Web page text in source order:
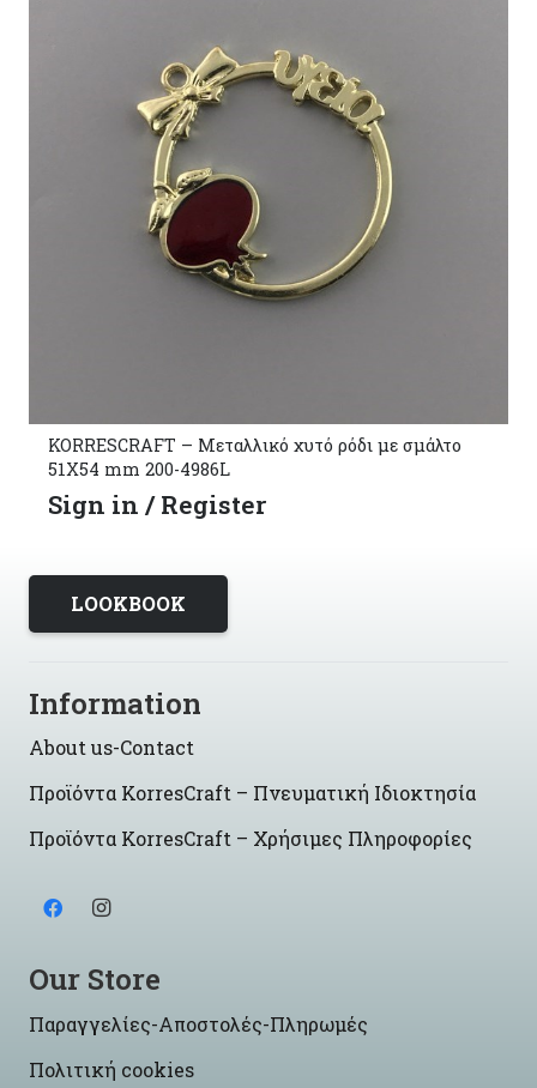
KORRESCRAFT – Μεταλλικό χυτό ρόδι με σμάλτο
51X54 mm 200-4986L
Sign in / Register
LOOKBOOK
Information
About us-Contact
Προϊόντα KorresCraft – Πνευματική Ιδιοκτησία
Προϊόντα KorresCraft – Χρήσιμες Πληροφορίες
Our Store
Παραγγελίες-Αποστολές-Πληρωμές
Πολιτική cookies